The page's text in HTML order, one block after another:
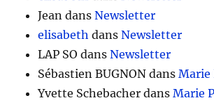
Jean dansNewsletter
elisabeth dansNewsletter
LAP SO dansNewsletter
Sébastien BUGNON dansMarie
Yvette Schebacher dansMarie